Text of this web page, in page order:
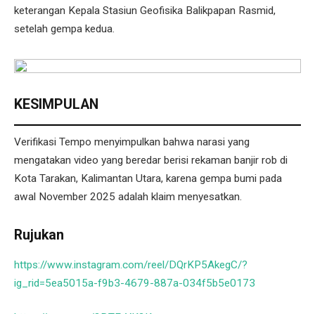
keterangan Kepala Stasiun Geofisika Balikpapan Rasmid,
setelah gempa kedua.
KESIMPULAN
Verifikasi Tempo menyimpulkan bahwa narasi yang
mengatakan video yang beredar berisi rekaman banjir rob di
Kota Tarakan, Kalimantan Utara, karena gempa bumi pada
awal November 2025 adalah klaim menyesatkan.
Rujukan
https://www.instagram.com/reel/DQrKP5AkegC/?
ig_rid=5ea5015a-f9b3-4679-887a-034f5b5e0173